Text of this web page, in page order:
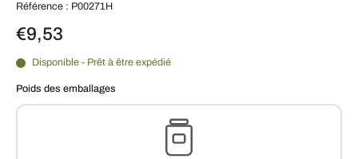
Référence : P00271H
€9,53
Disponible - Prêt à être expédié
Poids des emballages